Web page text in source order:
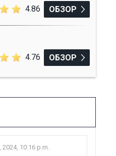
4.86 ОБЗОР
4.76 ОБЗОР
2024, 10:16 p.m.